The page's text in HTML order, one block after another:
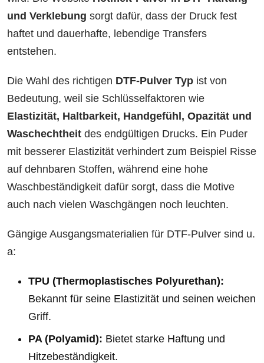
und Verklebung sorgt dafür, dass der Druck fest
haftet und dauerhafte, lebendige Transfers
entstehen.
Die Wahl des richtigen DTF-Pulver Typ ist von
Bedeutung, weil sie Schlüsselfaktoren wie
Elastizität, Haltbarkeit, Handgefühl, Opazität und
Waschechtheit des endgültigen Drucks. Ein Puder
mit besserer Elastizität verhindert zum Beispiel Risse
auf dehnbaren Stoffen, während eine hohe
Waschbeständigkeit dafür sorgt, dass die Motive
auch nach vielen Waschgängen noch leuchten.
Gängige Ausgangsmaterialien für DTF-Pulver sind u.
a:
TPU (Thermoplastisches Polyurethan):
Bekannt für seine Elastizität und seinen weichen
Griff.
PA (Polyamid): Bietet starke Haftung und
Hitzebeständigkeit.